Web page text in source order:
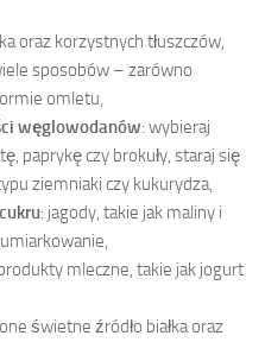
oraz korzystnych tłuszczów,
sposobów – zarówno
omletu,
węglowodanów: wybieraj
paprykę czy brokuły, staraj się
ziemniaki czy kukurydza,
: jagody, takie jak maliny i
mleczne, takie jak jogurt
świetne źródło białka oraz